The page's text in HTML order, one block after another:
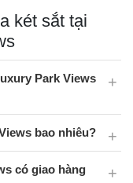
két sắt tại
Park Views
bao nhiêu?
có giao hàng